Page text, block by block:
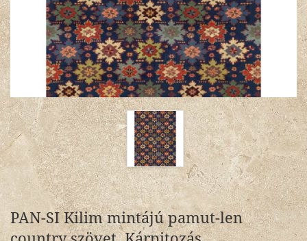
PAN-SI Kilim mintájú pamut-len